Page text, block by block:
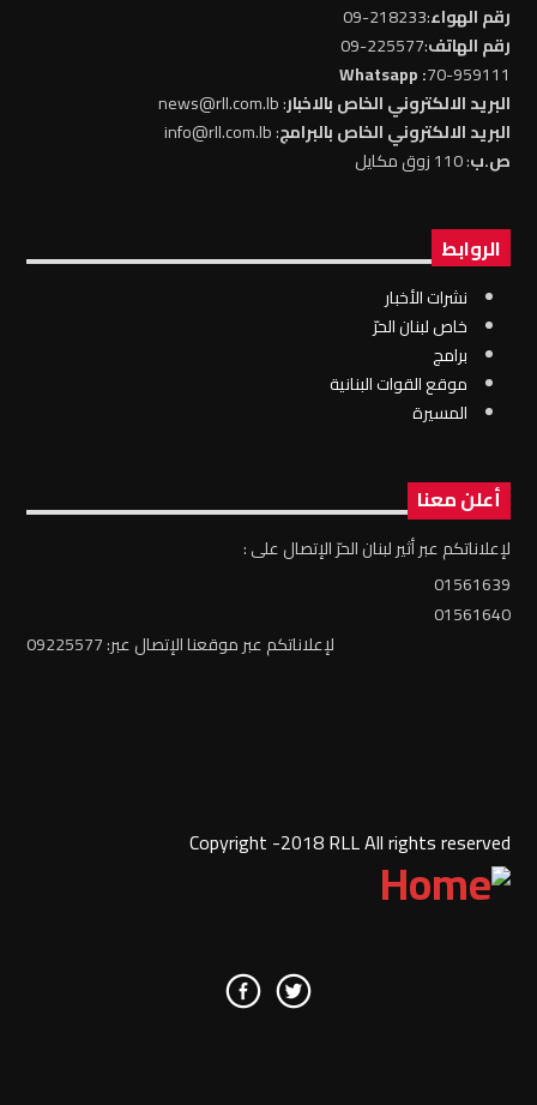
رقم الهواء:218233-09
رقم الهاتف:225577-09
70-959111
: Whatsapp
البريد الالكتروني الخاص بالاخبار: news@rll.com.lb
البريد الالكتروني الخاص بالبرامج: info@rll.com.lb
ص.ب: 110 زوق مكايل
الروابط
نشرات الأخبار
خاص لبنان الحرّ
برامج
موقع القوات البنانية
المسيرة
أعلن معنا
لإعلاناتكم عبر أثير لبنان الحرّ الإتصال على :
01561639
01561640
لإعلاناتكم عبر موقعنا الإتصال عبر: 09225577
Copyright -2018 RLL All rights reserved